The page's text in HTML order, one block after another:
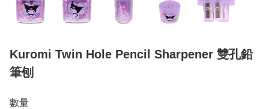
Kuromi Twin Hole Pencil Sharpener 雙孔鉛
筆刨
數量